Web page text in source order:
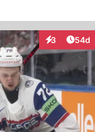
3
Interaktionen
54d